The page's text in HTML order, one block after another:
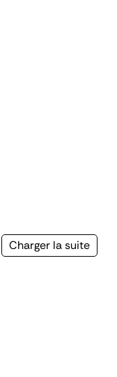
Page
Charger la suite